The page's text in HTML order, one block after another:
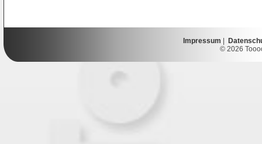
Impressum
© 2026